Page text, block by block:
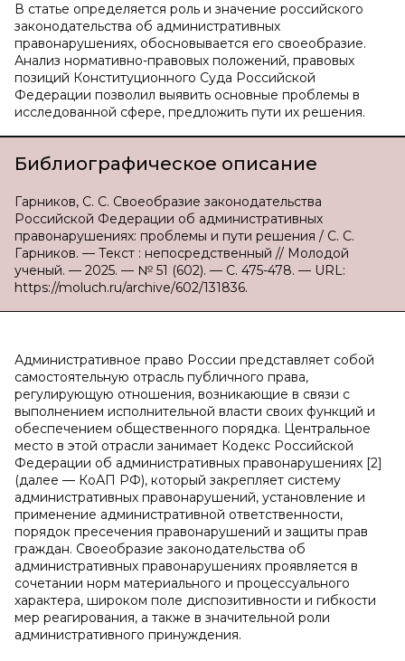
В статье определяется роль и значение российского
законодательства об административных
правонарушениях, обосновывается его своеобразие.
Анализ нормативно-правовых положений, правовых
позиций Конституционного Суда Российской
Федерации позволил выявить основные проблемы в
исследованной сфере, предложить пути их решения.
Библиографическое описание
Гарников, С. С. Своеобразие законодательства
Российской Федерации об административных
правонарушениях: проблемы и пути решения / С. С.
Гарников. — Текст : непосредственный // Молодой
ученый. — 2025. — № 51 (602). — С. 475-478. — URL:
https://moluch.ru/archive/602/131836.
Административное право России представляет собой
самостоятельную отрасль публичного права,
регулирующую отношения, возникающие в связи с
выполнением исполнительной власти своих функций и
обеспечением общественного порядка. Центральное
место в этой отрасли занимает Кодекс Российской
Федерации об административных правонарушениях [2]
(далее — КоАП РФ), который закрепляет систему
административных правонарушений, установление и
применение административной ответственности,
порядок пресечения правонарушений и защиты прав
граждан. Своеобразие законодательства об
административных правонарушениях проявляется в
сочетании норм материального и процессуального
характера, широком поле диспозитивности и гибкости
мер реагирования, а также в значительной роли
административного принуждения.